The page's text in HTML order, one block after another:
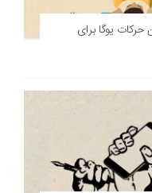
حرکات یوگا برای